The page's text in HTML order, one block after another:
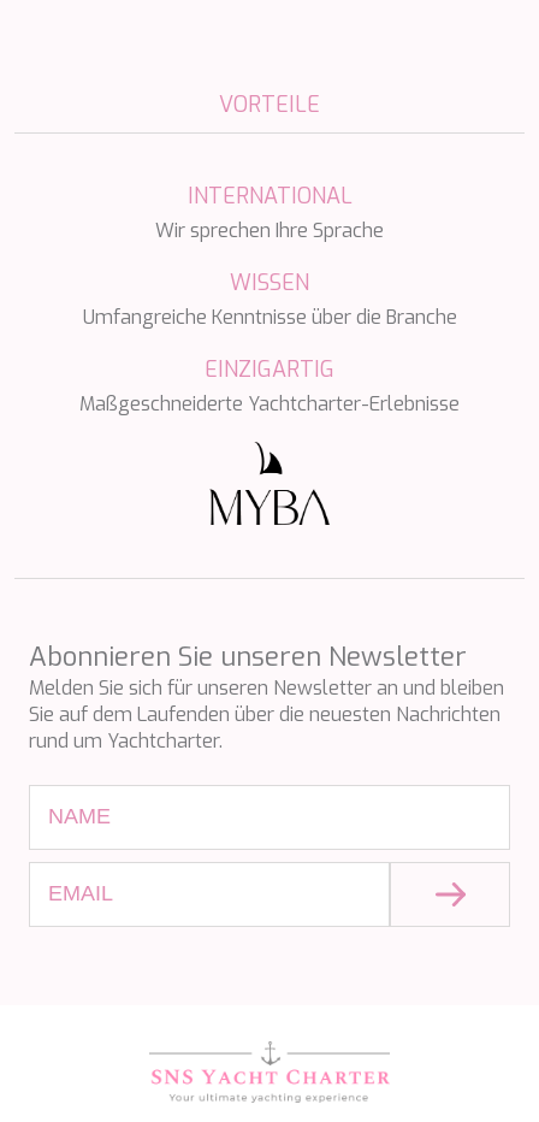
VORTEILE
INTERNATIONAL
Wir sprechen Ihre Sprache
WISSEN
Umfangreiche Kenntnisse über die Branche
EINZIGARTIG
Maßgeschneiderte Yachtcharter-Erlebnisse
Abonnieren Sie unseren Newsletter
Melden Sie sich für unseren Newsletter an und bleiben
Sie auf dem Laufenden über die neuesten Nachrichten
rund um Yachtcharter.
SOUL
STELLAMAR
SUMMER FUN
THALYSSA
THE BIRD
THEA
THUMPER
TRABUCAIRE
VAUBAN
VERA
VERTIGE
VERTIGO
VITTORIA